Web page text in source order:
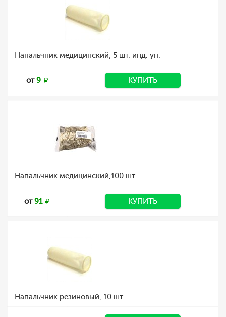
Напальчник медицинский, 5 шт. инд. уп.
от9 КУПИТЬ
Напальчник медицинский,100 шт.
от91 КУПИТЬ
Напальчник резиновый, 10 шт.